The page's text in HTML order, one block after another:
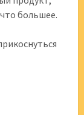
большее.